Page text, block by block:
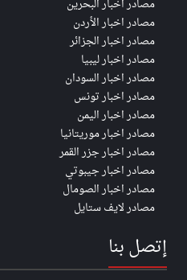
مصادر اخبار البحرين
مصادر اخبار الأردن
مصادر اخبار الجزائر
مصادر اخبار ليبيا
مصادر اخبار السودان
مصادر اخبار تونس
مصادر اخبار اليمن
مصادر اخبار موريتانيا
مصادر اخبار جزر القمر
مصادر اخبار جيبوتي
مصادر اخبار الصومال
مصادر لايف ستايل
إتصل بنا